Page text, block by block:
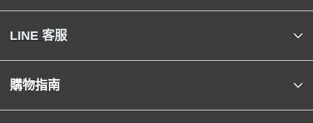
LINE 客服
購物指南